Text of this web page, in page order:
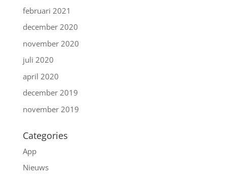
februari 2021
december 2020
november 2020
juli 2020
april 2020
december 2019
november 2019
Categories
App
Nieuws